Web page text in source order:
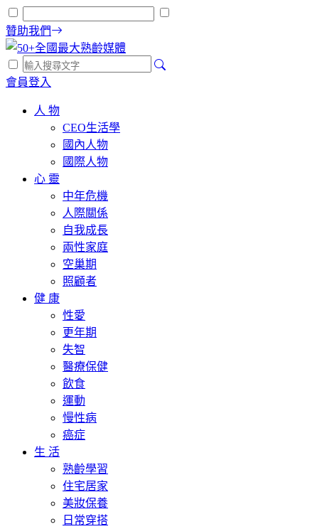
贊助我們
會員登入
人 物
CEO生活學
國內人物
國際人物
心 靈
中年危機
人際關係
自我成長
兩性家庭
空巢期
照顧者
健 康
性愛
更年期
失智
醫療保健
飲食
運動
慢性病
癌症
生 活
熟齡學習
住宅居家
美妝保養
日常穿搭